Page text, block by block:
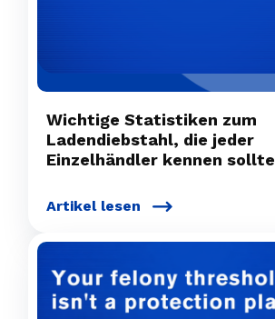
Wichtige Statistiken zum
Ladendiebstahl, die jeder
Einzelhändler kennen sollte
Artikel lesen